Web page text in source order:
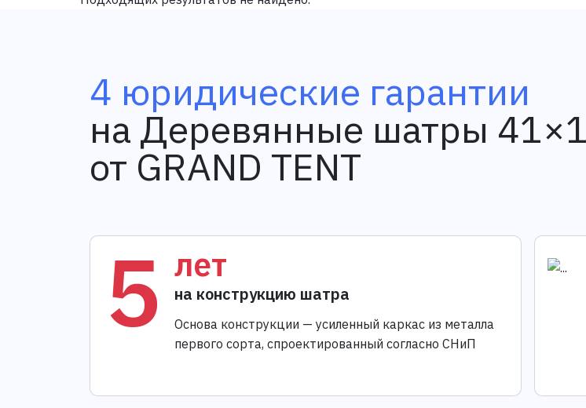
4 юридические гарантии
на Деревянные шатры
от GRAND TENT
5 лет
на конструкцию шатра
Основа конструкции — усиленный каркас из металла
первого сорта, спроектированный согласно СНиП